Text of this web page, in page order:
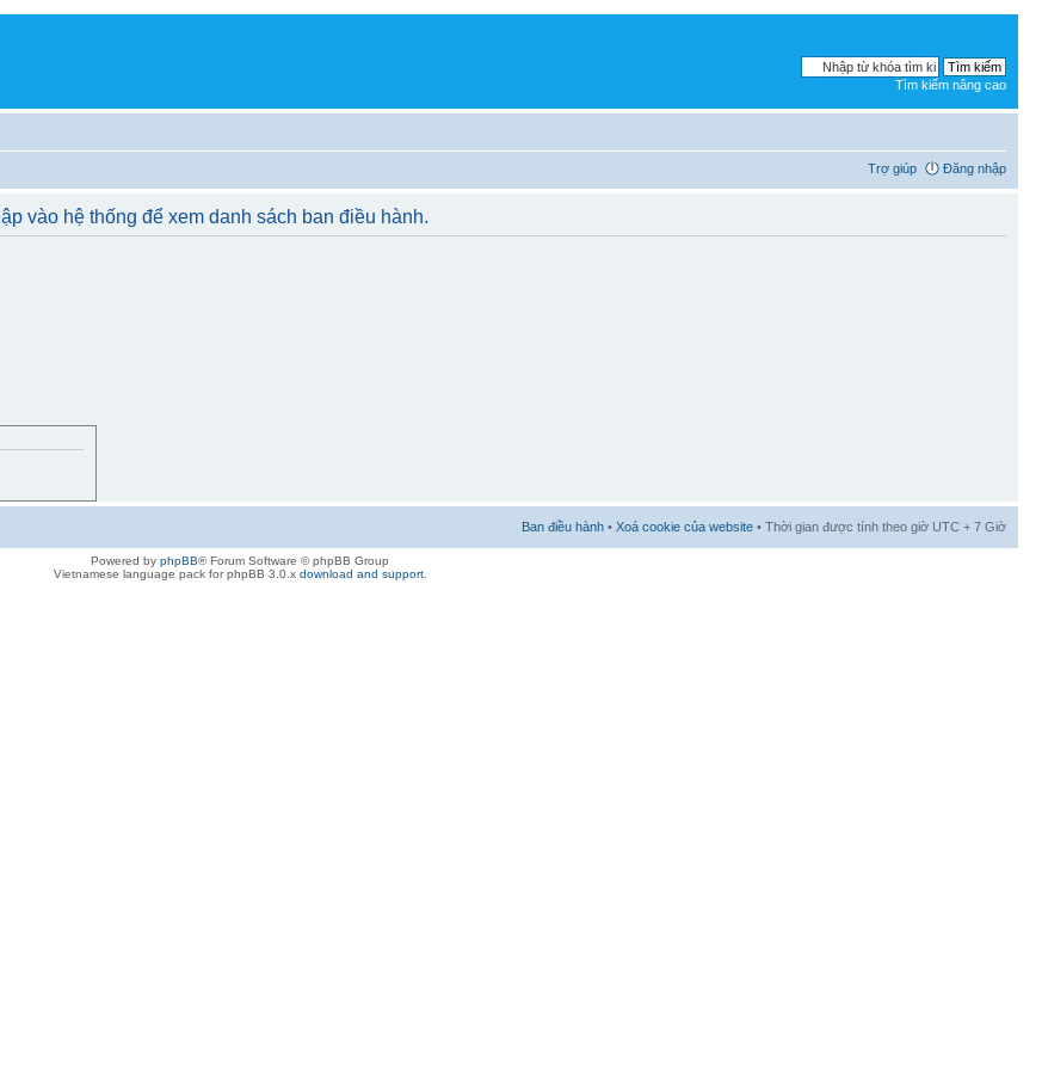
Tìm kiếm nâng cao
Trợ giúp Đăng nhập
vào hệ thống để xem danh sách ban điều hành.
Ban điều hành • Xoá cookie của website • Thời gian được tính theo giờ UTC + 7 Giờ
Powered by phpBB® Forum Software © phpBB Group
Vietnamese language pack for phpBB 3.0.x download and support.